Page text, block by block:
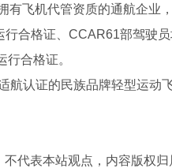
有飞机代管资质的通航企业
合格证、CCAR61部驾驶
合格证。
认证的民族品牌轻型运动
代表本站观点，内容版权